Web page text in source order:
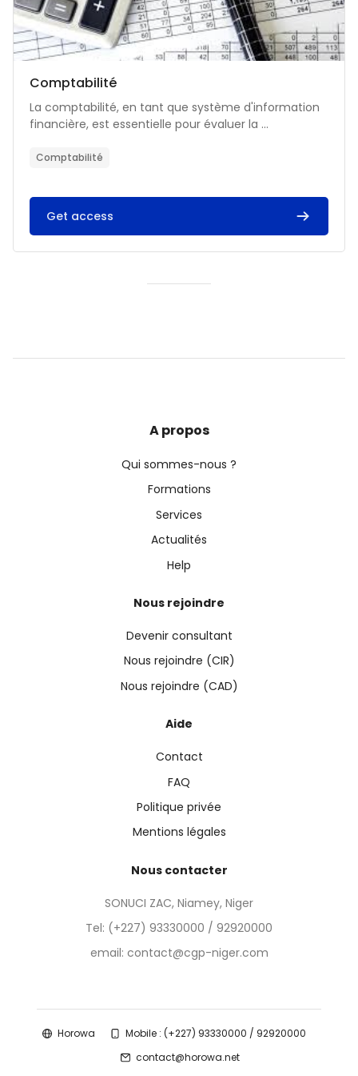
Catégorie de cours
Nom du cours
Comptabilité
Résumé du cours :
La comptabilité, en tant que système d'information
financière, est essentielle pour évaluer la ...
Comptabilité
Get access
A propos
Qui sommes-nous ?
Formations
Services
Actualités
Help
Nous rejoindre
Devenir consultant
Nous rejoindre (CIR)
Nous rejoindre (CAD)
Aide
Contact
FAQ
Politique privée
Mentions légales
Nous contacter
SONUCI ZAC, Niamey, Niger
Tel: (+227) 93330000 / 92920000
email: contact@cgp-niger.com
Horowa
Mobile : (+227) 93330000 / 92920000
contact@horowa.net